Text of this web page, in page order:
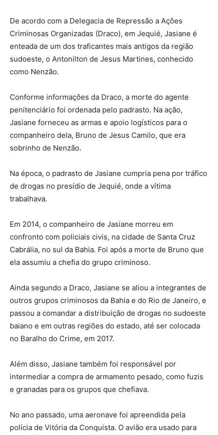
De acordo com a Delegacia de Repressão a Ações
Criminosas Organizadas (Draco), em Jequié, Jasiane é
enteada de um dos traficantes mais antigos da região
sudoeste, o Antonilton de Jesus Martines, conhecido
como Nenzão.
Conforme informações da Draco, a morte do agente
penitenciário foi ordenada pelo padrasto. Na ação,
Jasiane forneceu as armas e apoio logísticos para o
companheiro dela, Bruno de Jesus Camilo, que era
sobrinho de Nenzão.
Na época, o padrasto de Jasiane cumpria pena por tráfico
de drogas no presídio de Jequié, onde a vítima
trabalhava.
Em 2014, o companheiro de Jasiane morreu em
confronto com policiais civis, na cidade de Santa Cruz
Cabrália, no sul da Bahia. Foi após a morte de Bruno que
ela assumiu a chefia do grupo criminoso.
Ainda segundo a Draco, Jasiane se aliou a integrantes de
outros grupos criminosos da Bahia e do Rio de Janeiro, e
passou a comandar a distribuição de drogas no sudoeste
baiano e em outras regiões do estado, até ser colocada
no Baralho do Crime, em 2017.
Além disso, Jasiane também foi responsável por
intermediar a compra de armamento pesado, como fuzis
e granadas para os grupos que chefiava.
No ano passado, uma aeronave foi apreendida pela
polícia de Vitória da Conquista. O avião era usado para